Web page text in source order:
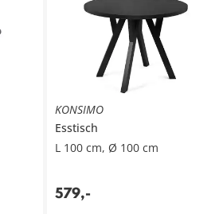
KONSIMO
Esstisch
L 100 cm, Ø 100 cm
579,-